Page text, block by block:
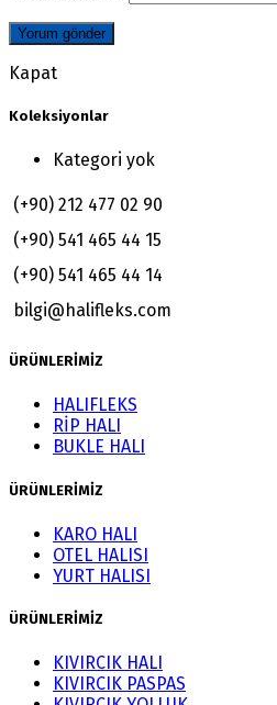
Kapat
Koleksiyonlar
Kategori yok
(+90) 212 477 02 90
(+90) 541 465 44 15
(+90) 541 465 44 14
bilgi@halifleks.com
ÜRÜNLERİMİZ
HALIFLEKS
RİP HALI
BUKLE HALI
ÜRÜNLERİMİZ
KARO HALI
OTEL HALISI
YURT HALISI
ÜRÜNLERİMİZ
KIVIRCIK HALI
KIVIRCIK PASPAS